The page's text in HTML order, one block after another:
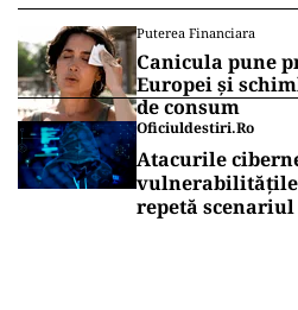
Puterea Financiara
Canicula pune
Europei și
de consum
Oficiuldestiri.ro
Atacurile
vulnerabilitățile
repetă scenariul